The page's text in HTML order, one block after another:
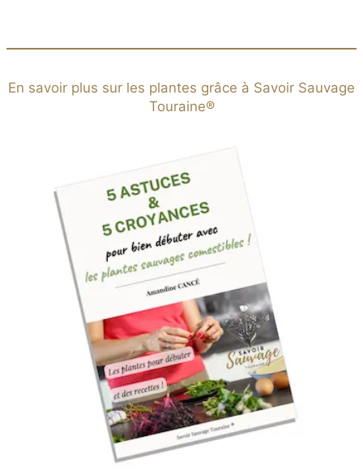
En savoir plus sur les plantes grâce à Savoir Sauvage
Touraine®